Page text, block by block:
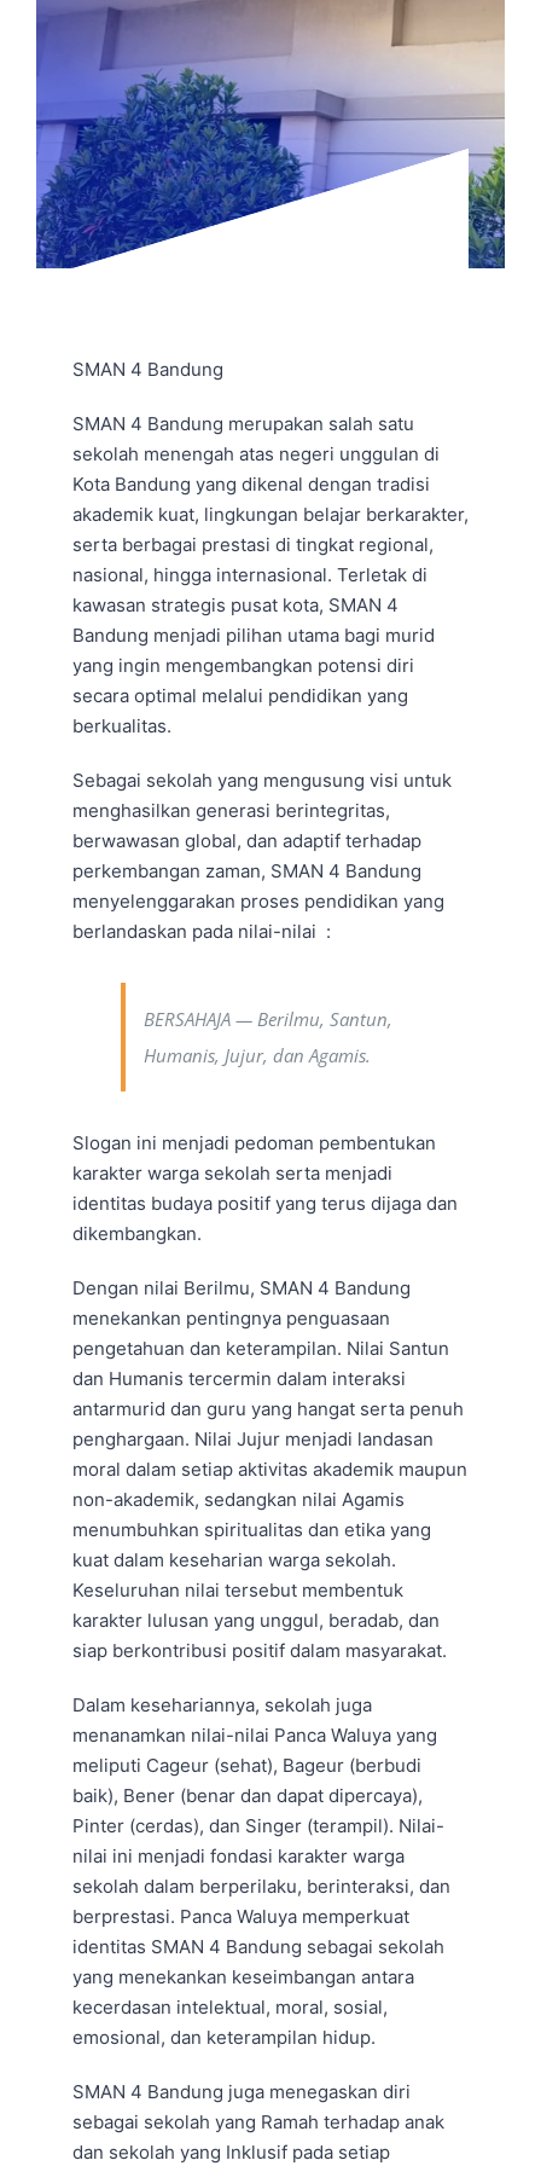
Kegiatan Tahunan
kontak
Data Siswa
staf Sekolah
SMAN 4 Bandung
SMAN 4 Bandung merupakan salah satu
sekolah menengah atas negeri unggulan di
Kota Bandung yang dikenal dengan tradisi
akademik kuat, lingkungan belajar berkarakter,
serta berbagai prestasi di tingkat regional,
nasional, hingga internasional. Terletak di
kawasan strategis pusat kota, SMAN 4
Bandung menjadi pilihan utama bagi murid
yang ingin mengembangkan potensi diri
secara optimal melalui pendidikan yang
berkualitas.
Sebagai sekolah yang mengusung visi untuk
menghasilkan generasi berintegritas,
berwawasan global, dan adaptif terhadap
perkembangan zaman, SMAN 4 Bandung
menyelenggarakan proses pendidikan yang
berlandaskan pada nilai-nilai :
BERSAHAJA — Berilmu, Santun,
Humanis, Jujur, dan Agamis.
Slogan ini menjadi pedoman pembentukan
karakter warga sekolah serta menjadi
identitas budaya positif yang terus dijaga dan
dikembangkan.
Dengan nilai Berilmu, SMAN 4 Bandung
menekankan pentingnya penguasaan
pengetahuan dan keterampilan. Nilai Santun
dan Humanis tercermin dalam interaksi
antarmurid dan guru yang hangat serta penuh
penghargaan. Nilai Jujur menjadi landasan
moral dalam setiap aktivitas akademik maupun
non-akademik, sedangkan nilai Agamis
menumbuhkan spiritualitas dan etika yang
kuat dalam keseharian warga sekolah.
Keseluruhan nilai tersebut membentuk
karakter lulusan yang unggul, beradab, dan
siap berkontribusi positif dalam masyarakat.
Dalam kesehariannya, sekolah juga
menanamkan nilai-nilai Panca Waluya yang
meliputi Cageur (sehat), Bageur (berbudi
baik), Bener (benar dan dapat dipercaya),
Pinter (cerdas), dan Singer (terampil). Nilai-
nilai ini menjadi fondasi karakter warga
sekolah dalam berperilaku, berinteraksi, dan
berprestasi. Panca Waluya memperkuat
identitas SMAN 4 Bandung sebagai sekolah
yang menekankan keseimbangan antara
kecerdasan intelektual, moral, sosial,
emosional, dan keterampilan hidup.
SMAN 4 Bandung juga menegaskan diri
sebagai sekolah yang Ramah terhadap anak
dan sekolah yang Inklusif pada setiap